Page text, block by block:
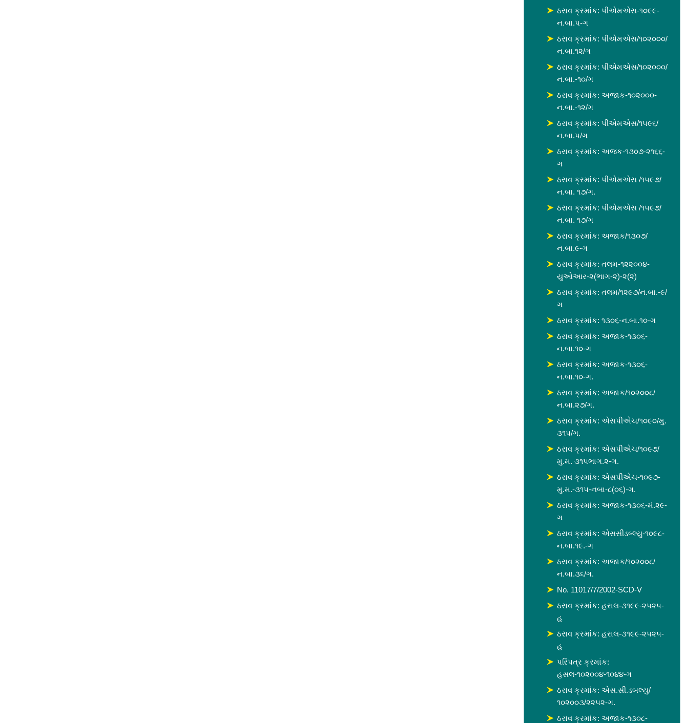
ઠરાવ ક્રમાંક: પીએમએસ-૧૦૯૯-
ન.બા.૫-ગ
ઠરાવ ક્રમાંક: પીએમએસ/૧૦૨૦૦૦/
ન.બા.૧૨/ગ
ઠરાવ ક્રમાંક: પીએમએસ/૧૦૨૦૦૦/
ન.બા.-૧૦/ગ
ઠરાવ ક્રમાંક: અજાક-૧૦૨૦૦૦-
ન.બા.-૧૨/ગ
ઠરાવ ક્રમાંક: પીએમએસ/૧૫૯૬/
ન.બા.૫/ગ
ઠરાવ ક્રમાંક: અજક-૧૩૦૭-૨૧૬૬-
ગ
ઠરાવ ક્રમાંક: પીએમએસ /૧૫૯૭/
ન.બા. ૧૭/ગ.
ઠરાવ ક્રમાંક: પીએમએસ /૧૫૯૭/
ન.બા. ૧૭/ગ
ઠરાવ ક્રમાંક: અજાક/૧૩૦૭/
ન.બા.૯-ગ
ઠરાવ ક્રમાંક: તલમ-૧૨૨૦૦૪-
યુઓઆર-૨(ભાગ-૨)-૨(૨)
ઠરાવ ક્રમાંક: તલમ/૧૨૯૭/ન.બા.-૯/
ગ
ઠરાવ ક્રમાંક: ૧૩૦૬-ન.બા.૧૦-ગ
ઠરાવ ક્રમાંક: અજાક-૧૩૦૬-
ન.બા.૧૦-ગ
ઠરાવ ક્રમાંક: અજાક-૧૩૦૬-
ન.બા.૧૦-ગ.
ઠરાવ ક્રમાંક: અજાક/૧૦૨૦૦૮/
ન.બા.૨૭/ગ.
ઠરાવ ક્રમાંક: એસપીએચ/૧૦૯૦/મુ.
૩૧૫/ગ.
ઠરાવ ક્રમાંક: એસપીએચ/૧૦૯૭/
મુ.મ. ૩૧૫ભાગ.૨-ગ.
ઠરાવ ક્રમાંક: એસપીએચ-૧૦૯૭-
મુ.મ.-૩૧૫-નબા-૮(૦૬)-ગ.
ઠરાવ ક્રમાંક: અજાક-૧૩૦૬-મં.૨૯-
ગ
ઠરાવ ક્રમાંક: એસસીડબ્લ્યુ-૧૦૯૮-
ન.બા.૧૯.-ગ
ઠરાવ ક્રમાંક: અજાક/૧૦૨૦૦૮/
ન.બા.૩૬/ગ.
No. 11017/7/2002-SCD-V
ઠરાવ ક્રમાંક: હરાલ-૩૧૯૯-૨૫૨૫-
હ
ઠરાવ ક્રમાંક: હરાલ-૩૧૯૯-૨૫૨૫-
હ
પરિપત્ર ક્રમાંક:
હસલ-૧૦૨૦૦૪-૧૦૪૪-ગ
ઠરાવ ક્રમાંક: એસ.સી.ડબલ્યુ/
૧૦૨૦૦૩/૨૨૫૨-ગ.
ઠરાવ ક્રમાંક: અજાક-૧૩૦૮-